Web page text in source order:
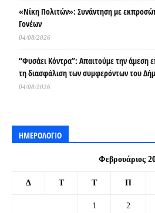
«Νίκη Πολιτών»: Συνάντηση με
Γονέων
04/08/2026
“Φυσάει Κόντρα”: Απαιτούμε την άμεση
τη διασφάλιση των συμφερόντων του
04/08/2026
ΗΜΕΡΟΛΟΓΙΟ
Φεβρουάριος
Δ Τ Τ Π
1 2